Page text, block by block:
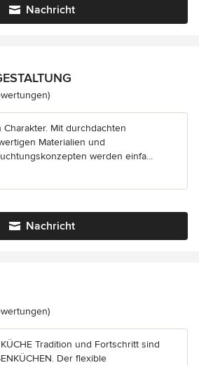
Nachricht
5 von 5 Sternen
Mit durchdachten
Materialien und
werden einfa...
Nachricht
5 von 5 Sternen
KÜCHE Tradition und Fortschritt sind
Der flexible